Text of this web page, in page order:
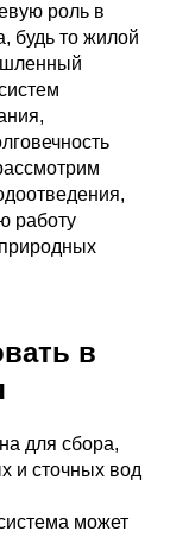
роль в
будь то жилой
работу
в
для сбора,
и сточных вод
может